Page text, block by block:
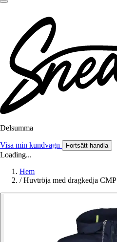
Delsumma
Visa min kundvagn Fortsätt handla
Loading...
Hem
/ Huvtröja med dragkedja CMP